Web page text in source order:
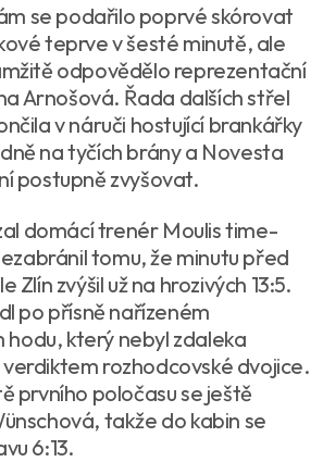
se podařilo poprvé skórovat
teprve v šesté minutě, ale
odpovědělo reprezentační
Arnošová. Řada dalších střel
v náruči hostující brankářky
na tyčích brány a Novesta
postupně zvyšovat.
domácí trenér Moulis time-
tomu, že minutu před
Zlín zvýšil už na hrozivých 13:5.
po přísně nařízeném
který nebyl zdaleka
rozhodcovské dvojice.
prvního poločasu se ještě
takže do kabin se
6:13.